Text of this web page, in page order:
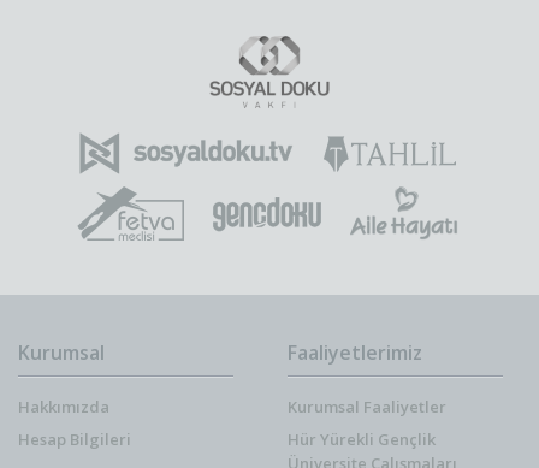
Kurumsal
Hakkımızda
Hesap Bilgileri
Faaliyetlerimiz
Kurumsal Faaliyetler
Hür Yürekli Gençlik
Üniversite Çalışmaları